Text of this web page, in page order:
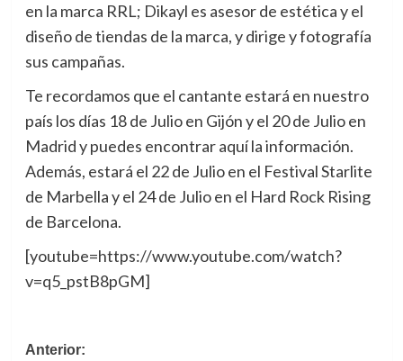
en la marca RRL; Dikayl es asesor de estética y el
diseño de tiendas de la marca, y dirige y fotografía
sus campañas.
Te recordamos que el cantante estará en nuestro
país los días 18 de Julio en Gijón y el 20 de Julio en
Madrid y puedes encontrar aquí la información.
Además, estará el 22 de Julio en el Festival Starlite
de Marbella y el 24 de Julio en el Hard Rock Rising
de Barcelona.
[youtube=https://www.youtube.com/watch?
v=q5_pstB8pGM]
Navegación
Anterior: